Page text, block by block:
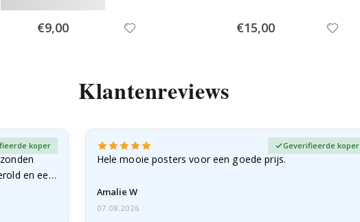
Special
Price
€9,00 Special
Price
€15,00
Klantenreviews
en een
koper
Hele mooie posters voor een goede prijs.
Amalie W
Geverifieerde koper
07.08.2026